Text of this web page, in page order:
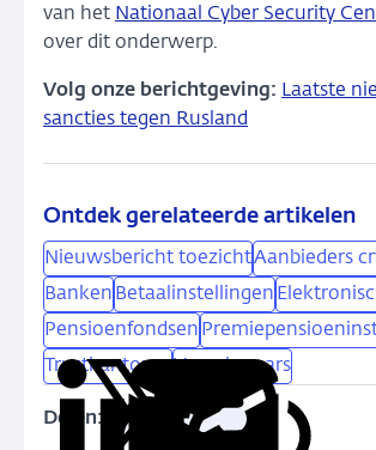
van het Nationaal Cyber Security
over dit onderwerp.
Volg onze berichtgeving: Laatste
sancties tegen Rusland
Ontdek gerelateerde artikelen
Nieuwsbericht toezichtAanbieders
Banken Betaalinstellingen
Pensioenfondsen
Trustkantoren
Verzekeraars
Delen:
Deel
DeelDeelKopieer